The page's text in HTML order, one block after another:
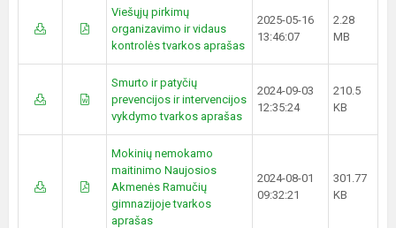
Viešųjų pirkimų
organizavimo ir vidaus
kontrolės tvarkos aprašas
2025-05-16
13:46:07
2.28
MB
Smurto ir patyčių
prevencijos ir intervencijos
vykdymo tvarkos aprašas
2024-09-03
12:35:24
210.5
KB
Mokinių nemokamo
maitinimo Naujosios
Akmenės Ramučių
gimnazijoje tvarkos
aprašas
2024-08-01
09:32:21
301.77
KB